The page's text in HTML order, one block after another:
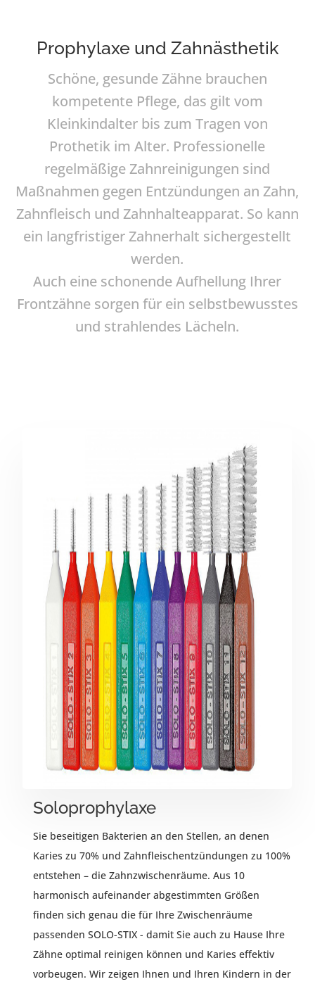
Prophylaxe und Zahnästhetik
Schöne, gesunde Zähne brauchen
kompetente Pflege, das gilt vom
Kleinkindalter bis zum Tragen von
Prothetik im Alter. Professionelle
regelmäßige Zahnreinigungen sind
Maßnahmen gegen Entzündungen an Zahn,
Zahnfleisch und Zahnhalteapparat. So kann
ein langfristiger Zahnerhalt sichergestellt
werden.
Auch eine schonende Aufhellung Ihrer
Frontzähne sorgen für ein selbstbewusstes
und strahlendes Lächeln.
Soloprophylaxe
Sie beseitigen Bakterien an den Stellen, an denen
Karies zu 70% und Zahnfleischentzündungen zu 100%
entstehen – die Zahnzwischenräume. Aus 10
harmonisch aufeinander abgestimmten Größen
finden sich genau die für Ihre Zwischenräume
passenden SOLO-STIX - damit Sie auch zu Hause Ihre
Zähne optimal reinigen können und Karies effektiv
vorbeugen. Wir zeigen Ihnen und Ihren Kindern in der